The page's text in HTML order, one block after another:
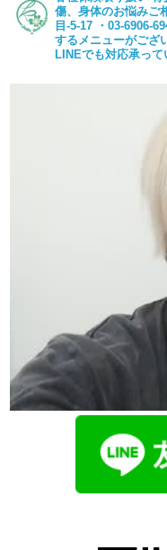
傷、身体のお悩みご
目-5-17 ・03-6906-
するメニューがござ
LINEでも対応承って